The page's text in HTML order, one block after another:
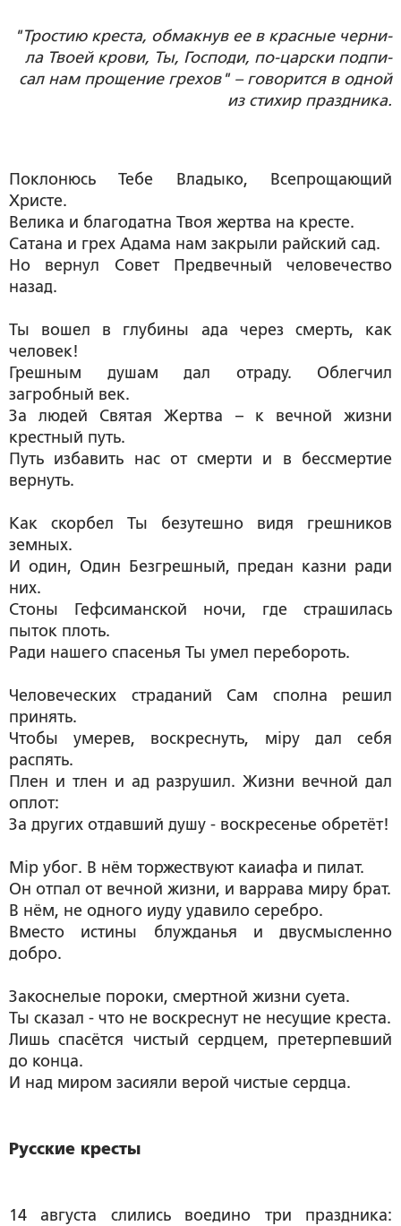
"Тро­стию кре­ста, об­мак­нув ее в крас­ные чер­ни­
ла Тво­ей кро­ви, Ты, Гос­по­ди, по-цар­ски под­пи­
сал нам про­ще­ние гре­хов" – го­во­рит­ся в од­ной
из сти­хир празд­ни­ка.
Поклонюсь Тебе Владыко, Всепрощающий
Христе.
Велика и благодатна Твоя жертва на кресте.
Сатана и грех Адама нам закрыли райский сад.
Но вернул Совет Предвечный человечество
назад.
Ты вошел в глубины ада через смерть, как
человек!
Грешным душам дал отраду. Облегчил
загробный век.
За людей Святая Жертва – к вечной жизни
крестный путь.
Путь избавить нас от смерти и в бессмертие
вернуть.
Как скорбел Ты безутешно видя грешников
земных.
И один, Один Безгрешный, предан казни ради
них.
Стоны Гефсиманской ночи, где страшилась
пыток плоть.
Ради нашего спасенья Ты умел перебороть.
Человеческих страданий Сам сполна решил
принять.
Чтобы умерев, воскреснуть, мiру дал себя
распять.
Плен и тлен и ад разрушил. Жизни вечной дал
оплот:
За других отдавший душу - воскресенье обретёт!
Мiр убог. В нём торжествуют каиафа и пилат.
Он отпал от вечной жизни, и варрава миру брат.
В нём, не одного иуду удавило серебро.
Вместо истины блужданья и двусмысленно
добро.
Закоснелые пороки, смертной жизни суета.
Ты сказал - что не воскреснут не несущие креста.
Лишь спасётся чистый сердцем, претерпевший
до конца.
И над миром засияли верой чистые сердца.
Русские кресты
14 августа слились воедино три праздника: